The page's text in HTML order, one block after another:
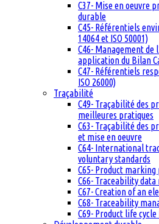
C37- Mise en oeuvre
durable
C45- Référentiels
14064 et ISO 50001)
C46- Management de
application du Bilan
C47- Référentiels
ISO 26000)
Traçabilité
C49- Traçabilité des
meilleures pratiques
C63- Traçabilité des
et mise en oeuvre
C64- International
voluntary standards
C65- Product
C66- Traceability
C67- Creation of an
C68- Traceability
C69- Product life